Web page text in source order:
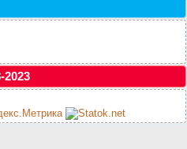
2023